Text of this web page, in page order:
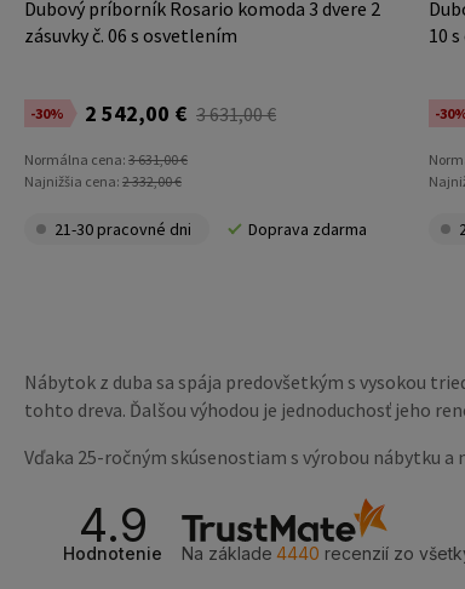
Dubový príborník Rosario komoda 3 dvere 2
zásuvky č. 06 s osvetlením
-30% 2 542,00 € 3 631,00 €
Normálna cena: 3 631,00 €
Najnižšia cena: 2 332,00 €
21-30 pracovné dni Doprava zdarma
10
-
Nábytok z duba sa spája predovšetkým s vysokou
tohto dreva. Ďalšou výhodou je jednoduchosť jeho
Vďaka 25-ročným skúsenostiam s výrobou nábytku
4.9
Hodnotenie Na základe 4440 recenzií zo